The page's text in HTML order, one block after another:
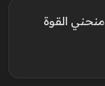
القوة